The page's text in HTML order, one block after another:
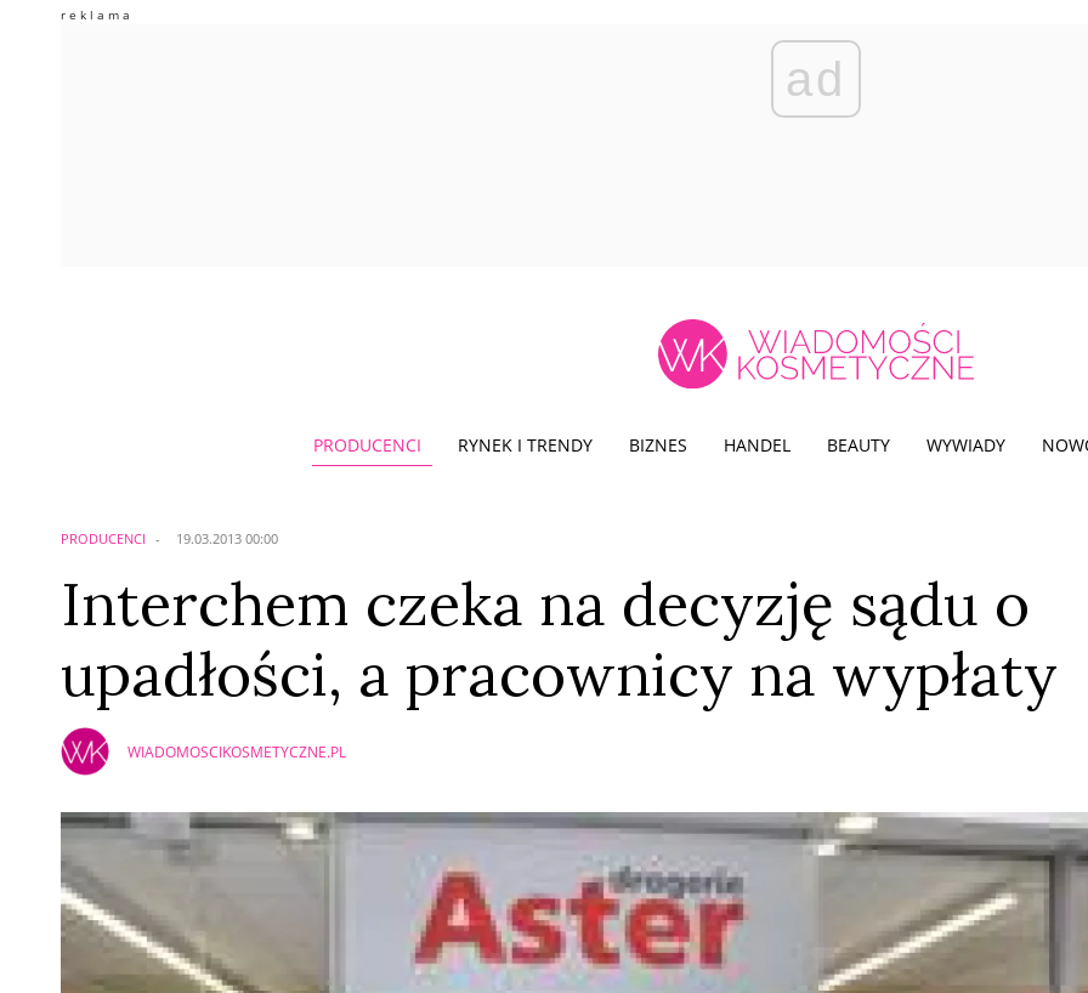
ad
PRODUCENCI RYNEK I TRENDY BIZNES HANDEL BEAUTY WYWIADY
PRODUCENCI 19.03.2013 00:00
Interchem czeka na decyzję sądu o
upadłości, a pracownicy na wypłaty
WIADOMOSCIKOSMETYCZNE.PL